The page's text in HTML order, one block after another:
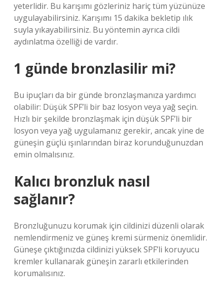
yeterlidir. Bu karışımı gözleriniz hariç tüm yüzünüze
uygulayabilirsiniz. Karışımı 15 dakika bekletip ılık
suyla yıkayabilirsiniz. Bu yöntemin ayrıca cildi
aydınlatma özelliği de vardır.
1 günde bronzlasilir mi?
Bu ipuçları da bir günde bronzlaşmanıza yardımcı
olabilir: Düşük SPF’li bir baz losyon veya yağ seçin.
Hızlı bir şekilde bronzlaşmak için düşük SPF’li bir
losyon veya yağ uygulamanız gerekir, ancak yine de
güneşin güçlü ışınlarından biraz korunduğunuzdan
emin olmalısınız.
Kalıcı bronzluk nasıl
sağlanır?
Bronzluğunuzu korumak için cildinizi düzenli olarak
nemlendirmeniz ve güneş kremi sürmeniz önemlidir.
Güneşe çıktığınızda cildinizi yüksek SPF’li koruyucu
kremler kullanarak güneşin zararlı etkilerinden
korumalısınız.